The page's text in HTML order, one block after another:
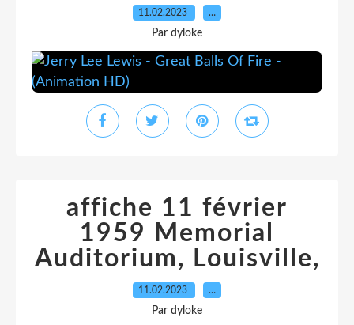
11.02.2023 …
Par dyloke
affiche 11 février
1959 Memorial
Auditorium, Louisville,
11.02.2023 …
Par dyloke